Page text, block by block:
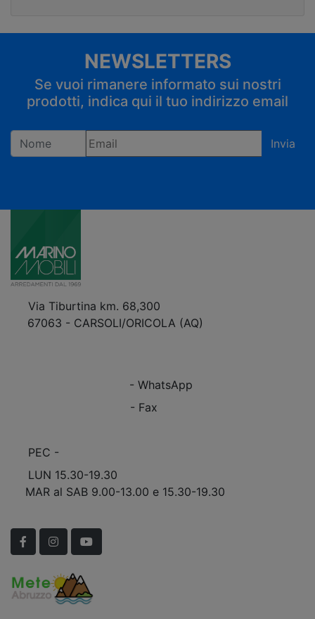
NEWSLETTERS
Se vuoi rimanere informato sui nostri
prodotti, indica qui il tuo indirizzo email
Invia
Via Tiburtina km. 68,300
67063 - CARSOLI/ORICOLA (AQ)
- WhatsApp
- Fax
PEC -
LUN 15.30-19.30
MAR al SAB 9.00-13.00 e 15.30-19.30
FacebookInstagramYouTube